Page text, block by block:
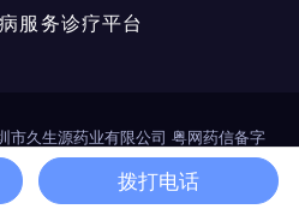
服务诊疗平台
市久生源药业有限公司 粤网药信备字
）第00114号
拨打电话